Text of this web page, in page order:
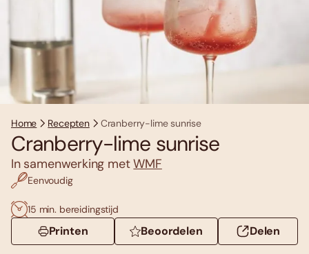
Home Recepten Cranberry-lime sunrise
Cranberry-lime sunrise
In samenwerking metWMF
Eenvoudig
15 min. bereidingstijd
Printen Beoordelen Delen